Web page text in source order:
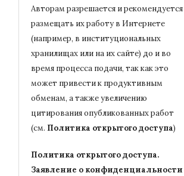
Авторам разрешается и рекомендуется
размещать их работу в Интернете
(например, в институциональных
хранилищах или на их сайте) до и во
время процесса подачи, так как это
может привести к продуктивным
обменам, а также увеличению
цитирования опубликованных работ
(см. Политика открытого доступа)
Политика открытого доступа.
Заявление о конфиденциальности